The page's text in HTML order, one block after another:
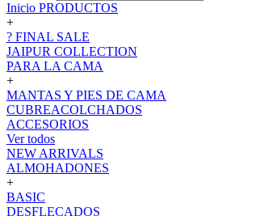
Inicio PRODUCTOS
+
? FINAL SALE
JAIPUR COLLECTION
PARA LA CAMA
+
MANTAS Y PIES DE CAMA
CUBREACOLCHADOS
ACCESORIOS
Ver todos
NEW ARRIVALS
ALMOHADONES
+
BASIC
DESFLECADOS